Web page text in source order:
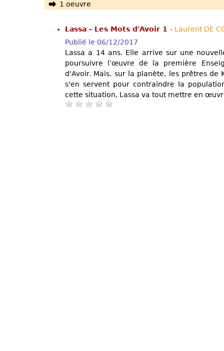
1 oeuvre
Lassa - Les Mots d'Avoir 1 - Laurent DE
Publié le 06/12/2017
Lassa a 14 ans. Elle arrive sur une
poursuivre l’œuvre de la première
d'Avoir. Mais, sur la planète, les prêtres de
s'en servent pour contraindre la
cette situation, Lassa va tout mettre en